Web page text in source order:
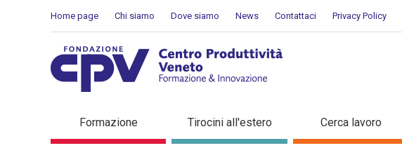
Home page Chi siamo Dove siamo News Contattaci Privacy Policy
Cerca lavoro: Attività per adulti
Formazione Tirocini all'estero Cerca lavoro